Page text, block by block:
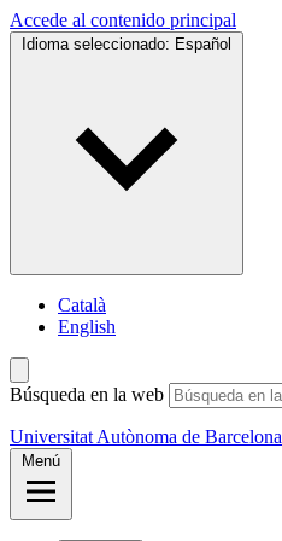
Accede al contenido principal
Idioma seleccionado: Español
Català
English
Búsqueda en la web
Universitat Autònoma de Barcelona
Menú